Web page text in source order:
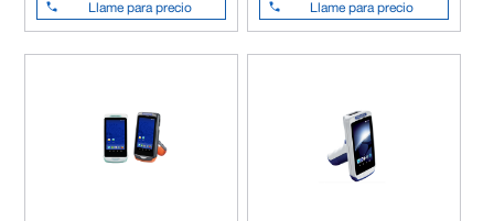
Llame para precio Llame para precio